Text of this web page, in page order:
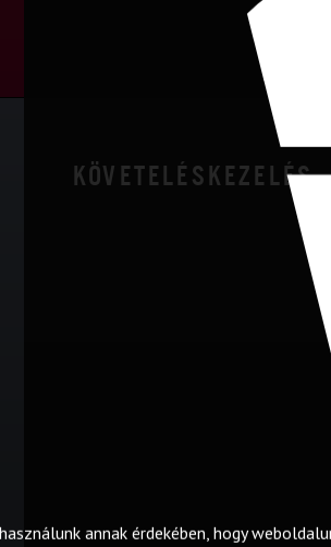
annak érdekében, hogy
KÖVETELÉSKEZELÉS